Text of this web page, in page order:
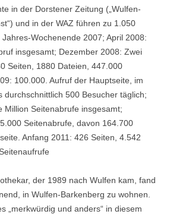
in der Dorstener Zeitung („Wulfen-
und in der WAZ führen zu 1.050
Wochenende 2007; April 2008:
insgesamt; Dezember 2008: Zwei
Seiten, 1880 Dateien, 447.000
100.000. Aufruf der Hauptseite, im
durchschnittlich 500 Besucher täglich;
Million Seitenabrufe insgesamt;
Seitenabrufe, davon 164.700
Anfang 2011: 426 Seiten, 4.542
der 1989 nach Wulfen kam, fand
in Wulfen-Barkenberg zu wohnen.
„merkwürdig und anders“ in diesem